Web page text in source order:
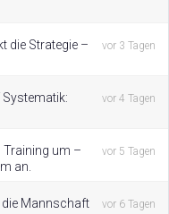
die Strategie –
vor 3 Tagen
vor 4 Tagen
Training um –
an.
vor 5 Tagen
Mannschaft
vor 6 Tagen